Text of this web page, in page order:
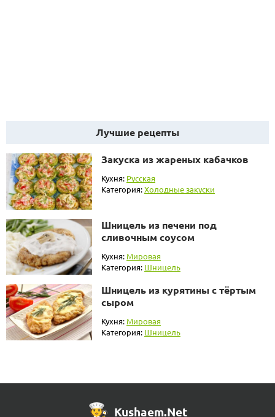
Лучшие рецепты
Закуска из жареных кабачков
Кухня: Русская
Категория:Холодные закуски
Шницель из печени под
сливочным соусом
Кухня: Мировая
Категория: Шницель
Шницель из курятины с тёртым
сыром
Кухня:Мировая
Категория: Шницель
Kushaem.Net